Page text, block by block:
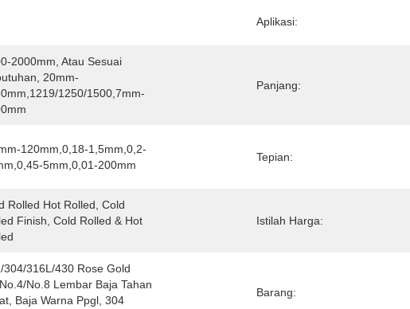
Aplikasi:
2000mm, Atau Sesuai
20mm-
1250/1500,7mm-
Panjang:
120mm,0,18-1,5mm,0,2-
5mm,0,01-200mm
Tepian:
Rolled Hot Rolled, Cold
Finish, Cold Rolled & Hot
Istilah Harga:
304/316L/430 Rose Gold
No.8 Lembar Baja Tahan
Baja Warna Ppgl, 304
Barang: